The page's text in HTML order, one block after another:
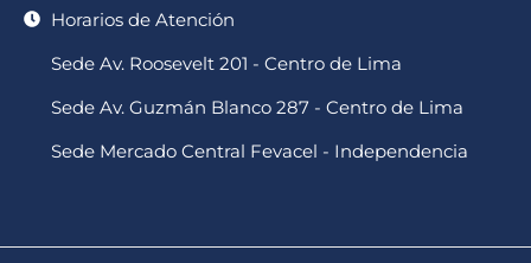
Horarios de Atención
Sede Av. Roosevelt 201 - Centro de Lima
Sede Av. Guzmán Blanco 287 - Centro de Lima
Sede Mercado Central Fevacel - Independencia